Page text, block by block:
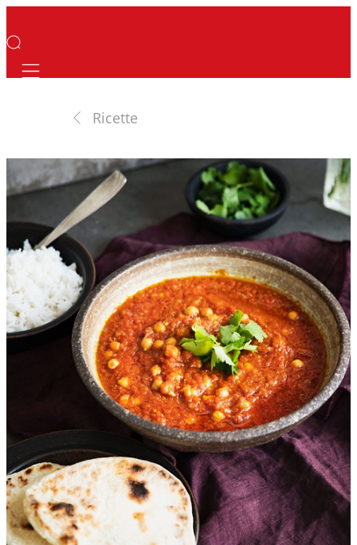
Mobile navigation
Ricette